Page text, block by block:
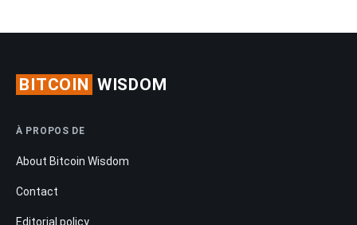
BITCOIN WISDOM
À PROPOS DE
About Bitcoin Wisdom
Contact
Editorial policy